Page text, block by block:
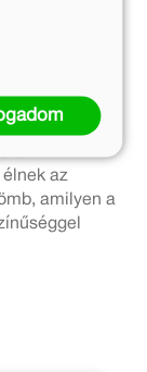
egy
Mit
utat
élnek az
amilyen a